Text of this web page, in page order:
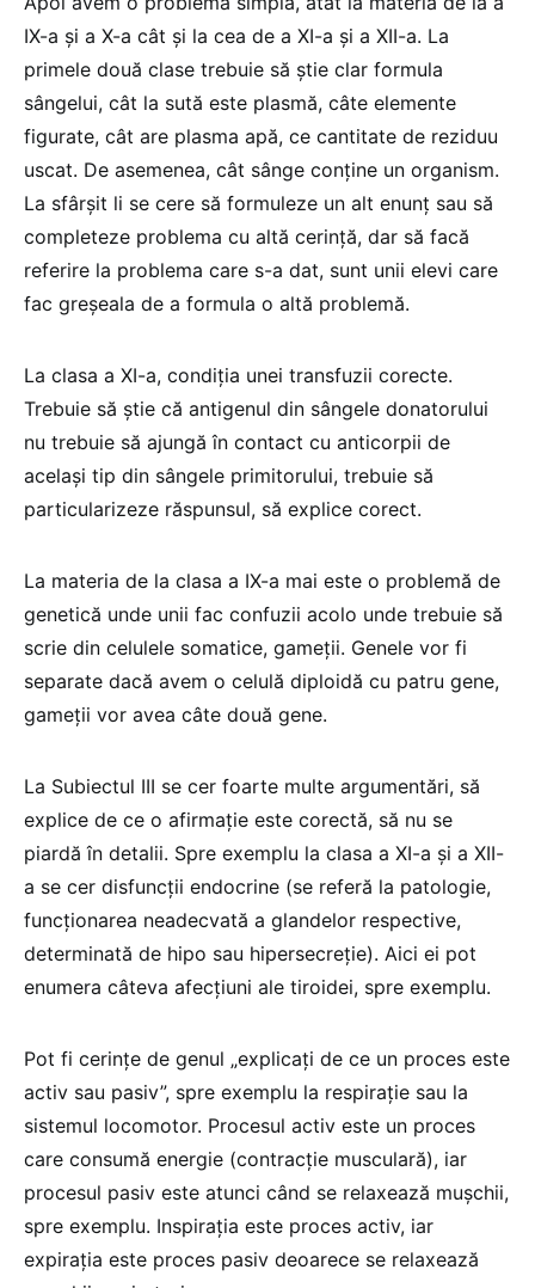
IX-a și a X-a cât și la cea de a XI-a și a XII-a. La
primele două clase trebuie să știe clar formula
sângelui, cât la sută este plasmă, câte elemente
figurate, cât are plasma apă, ce cantitate de reziduu
uscat. De asemenea, cât sânge conține un organism.
La sfârșit li se cere să formuleze un alt enunț sau să
completeze problema cu altă cerință, dar să facă
referire la problema care s-a dat, sunt unii elevi care
fac greșeala de a formula o altă problemă.
La clasa a XI-a, condiția unei transfuzii corecte.
Trebuie să știe că antigenul din sângele donatorului
nu trebuie să ajungă în contact cu anticorpii de
același tip din sângele primitorului, trebuie să
particularizeze răspunsul, să explice corect.
La materia de la clasa a IX-a mai este o problemă de
genetică unde unii fac confuzii acolo unde trebuie să
scrie din celulele somatice, gameții. Genele vor fi
separate dacă avem o celulă diploidă cu patru gene,
gameții vor avea câte două gene.
La Subiectul III se cer foarte multe argumentări, să
explice de ce o afirmație este corectă, să nu se
piardă în detalii. Spre exemplu la clasa a XI-a și a XII-
a se cer disfuncții endocrine (se referă la patologie,
funcționarea neadecvată a glandelor respective,
determinată de hipo sau hipersecreție). Aici ei pot
enumera câteva afecțiuni ale tiroidei, spre exemplu.
Pot fi cerințe de genul „explicați de ce un proces este
activ sau pasiv”, spre exemplu la respirație sau la
sistemul locomotor. Procesul activ este un proces
care consumă energie (contracție musculară), iar
procesul pasiv este atunci când se relaxează mușchii,
spre exemplu. Inspirația este proces activ, iar
expirația este proces pasiv deoarece se relaxează